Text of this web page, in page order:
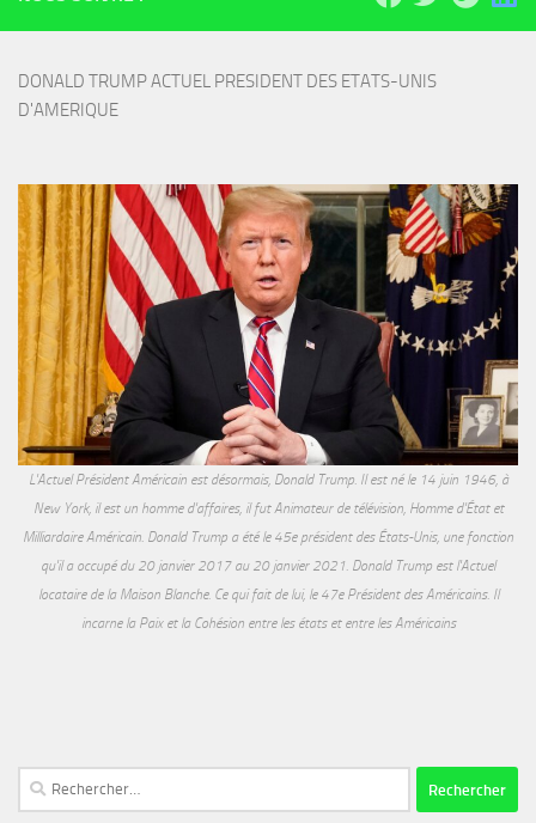
DONALD TRUMP ACTUEL PRESIDENT DES ETATS-UNIS
D'AMERIQUE
L'Actuel Président Américain est désormais, Donald Trump. Il est né le 14 juin 1946, à
New York, il est un homme d'affaires, il fut Animateur de télévision, Homme d'État et
Milliardaire Américain. Donald Trump a été le 45e président des États-Unis, une fonction
qu'il a occupé du 20 janvier 2017 au 20 janvier 2021. Donald Trump est l'Actuel
locataire de la Maison Blanche. Ce qui fait de lui, le 47e Président des Américains. Il
incarne la Paix et la Cohésion entre les états et entre les Américains
Rechercher :